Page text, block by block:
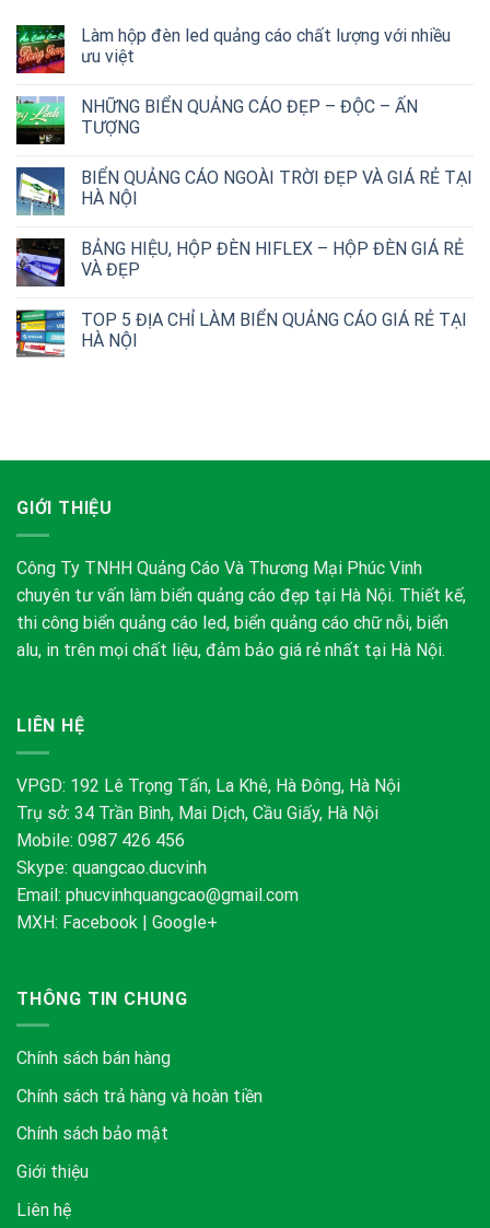
Làm hộp đèn led quảng cáo chất lượng với nhiều
ưu việt
NHỮNG BIỂN QUẢNG CÁO ĐẸP – ĐỘC – ẤN
TƯỢNG
BIỂN QUẢNG CÁO NGOÀI TRỜI ĐẸP VÀ GIÁ RẺ TẠI
HÀ NỘI
BẢNG HIỆU, HỘP ĐÈN HIFLEX – HỘP ĐÈN GIÁ RẺ
VÀ ĐẸP
TOP 5 ĐỊA CHỈ LÀM BIỂN QUẢNG CÁO GIÁ RẺ TẠI
HÀ NỘI
GIỚI THIỆU
Công Ty TNHH Quảng Cáo Và Thương Mại Phúc Vinh
chuyên tư vấn làm biển quảng cáo đẹp tại Hà Nội. Thiết kế,
thi công biển quảng cáo led, biển quảng cáo chữ nỗi, biển
alu, in trên mọi chất liệu, đảm bảo giá rẻ nhất tại Hà Nội.
LIÊN HỆ
VPGD: 192 Lê Trọng Tấn, La Khê, Hà Đông, Hà Nội
Trụ sở: 34 Trần Bình, Mai Dịch, Cầu Giấy, Hà Nội
Mobile: 0987 426 456
Skype: quangcao.ducvinh
Email: phucvinhquangcao@gmail.com
MXH: Facebook | Google+
THÔNG TIN CHUNG
Chính sách bán hàng
Chính sách trả hàng và hoàn tiền
Chính sách bảo mật
Giới thiệu
Liên hệ